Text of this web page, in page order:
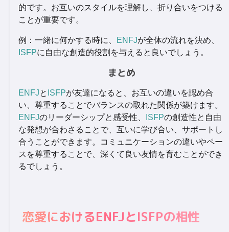
的です。お互いのスタイルを理解し、折り合いをつける
ことが重要です。
例：一緒に何かする時に、 ENFJが全体の流れを決め、
ISFPに自由な創造的役割を与えると良いでしょう。
まとめ
ENFJと ISFPが友達になると、お互いの違いを認め合
い、尊重することでバランスの取れた関係が築けます。
ENFJのリーダーシップと感受性、 ISFPの創造性と自由
な発想が合わさることで、互いに学び合い、サポートし
合うことができます。コミュニケーションの違いやペー
スを尊重することで、深くて良い友情を育むことができ
るでしょう。
恋愛におけるENFJとISFPの相性